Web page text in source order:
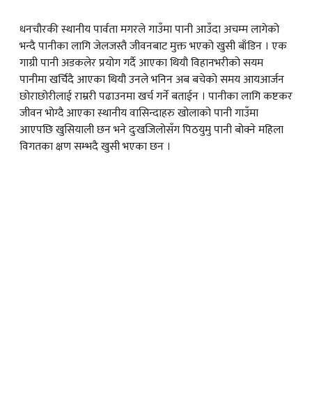
धनचौरकी स्थानीय पार्वता मगरले गाउँमा पानी आउँदा अचम्म लागेको
भन्दै पानीका लागि जेलजस्तै जीवनबाट मुक्त भएको खुसी बाँडिन । एक
गाग्री पानी अडकलेर प्रयोग गर्दै आएका थियौ विहानभरीको सयम
पानीमा खर्चिदै आएका थियौ उनले भनिन अब बचेको समय आयआर्जन
छोराछोरीलाई राम्ररी पढाउनमा खर्च गर्ने बताईन । पानीका लागि कष्टकर
जीवन भोग्दै आएका स्थानीय वासिन्दाहरु खोलाको पानी गाउँमा
आएपछि खुसियाली छन भने दुःखजिलोसँग पिठयुमु पानी बोक्ने महिला
विगतका क्षण सम्भदै खुसी भएका छन ।